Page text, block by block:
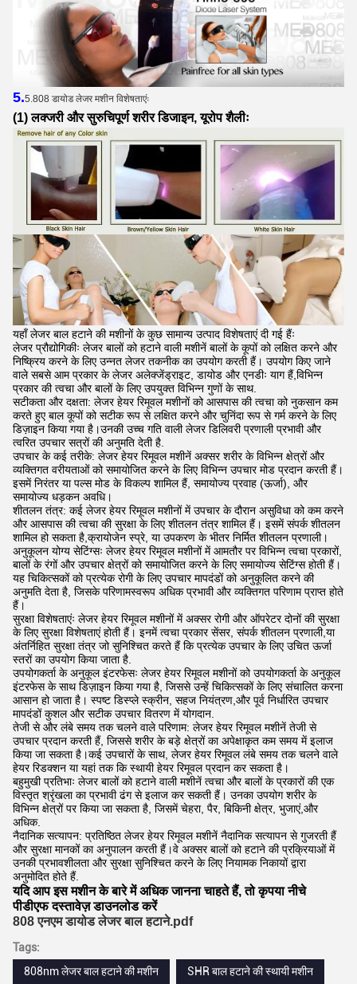
5.5.808 डायोड लेजर मशीन विशेषताएंः
(1) लक्जरी और सुरुचिपूर्ण शरीर डिजाइन, यूरोप शैलीः
यहाँ लेजर बाल हटाने की मशीनों के कुछ सामान्य उत्पाद विशेषताएं दी गई हैंः
लेजर प्रौद्योगिकीः लेजर बालों को हटाने वाली मशीनें बालों के कूपों को लक्षित करने और
निष्क्रिय करने के लिए उन्नत लेजर तकनीक का उपयोग करती हैं। उपयोग किए जाने
वाले सबसे आम प्रकार के लेजर अलेक्जेंड्राइट, डायोड और एनडीः याग हैं,विभिन्न
प्रकार की त्वचा और बालों के लिए उपयुक्त विभिन्न गुणों के साथ.
सटीकता और दक्षता: लेजर हेयर रिमूवल मशीनों को आसपास की त्वचा को नुकसान कम
करते हुए बाल कूपों को सटीक रूप से लक्षित करने और चुनिंदा रूप से गर्म करने के लिए
डिज़ाइन किया गया है।उनकी उच्च गति वाली लेजर डिलिवरी प्रणाली प्रभावी और
त्वरित उपचार सत्रों की अनुमति देती है.
उपचार के कई तरीके: लेजर हेयर रिमूवल मशीनें अक्सर शरीर के विभिन्न क्षेत्रों और
व्यक्तिगत वरीयताओं को समायोजित करने के लिए विभिन्न उपचार मोड प्रदान करती हैं।
इसमें निरंतर या पल्स मोड के विकल्प शामिल हैं, समायोज्य प्रवाह (ऊर्जा), और
समायोज्य धड़कन अवधि।
शीतलन तंत्र: कई लेजर हेयर रिमूवल मशीनों में उपचार के दौरान असुविधा को कम करने
और आसपास की त्वचा की सुरक्षा के लिए शीतलन तंत्र शामिल हैं। इसमें संपर्क शीतलन
शामिल हो सकता है,क्रायोजेन स्प्रे, या उपकरण के भीतर निर्मित शीतलन प्रणाली।
अनुकूलन योग्य सेटिंग्सः लेजर हेयर रिमूवल मशीनों में आमतौर पर विभिन्न त्वचा प्रकारों,
बालों के रंगों और उपचार क्षेत्रों को समायोजित करने के लिए समायोज्य सेटिंग्स होती हैं।
यह चिकित्सकों को प्रत्येक रोगी के लिए उपचार मापदंडों को अनुकूलित करने की
अनुमति देता है, जिसके परिणामस्वरूप अधिक प्रभावी और व्यक्तिगत परिणाम प्राप्त होते
हैं।
सुरक्षा विशेषताएंः लेजर हेयर रिमूवल मशीनों में अक्सर रोगी और ऑपरेटर दोनों की सुरक्षा
के लिए सुरक्षा विशेषताएं होती हैं। इनमें त्वचा प्रकार सेंसर, संपर्क शीतलन प्रणाली,या
अंतर्निहित सुरक्षा तंत्र जो सुनिश्चित करते हैं कि प्रत्येक उपचार के लिए उचित ऊर्जा
स्तरों का उपयोग किया जाता है.
उपयोगकर्ता के अनुकूल इंटरफेसः लेजर हेयर रिमूवल मशीनों को उपयोगकर्ता के अनुकूल
इंटरफेस के साथ डिज़ाइन किया गया है, जिससे उन्हें चिकित्सकों के लिए संचालित करना
आसान हो जाता है। स्पष्ट डिस्प्ले स्क्रीन, सहज नियंत्रण,और पूर्व निर्धारित उपचार
मापदंडों कुशल और सटीक उपचार वितरण में योगदान.
तेजी से और लंबे समय तक चलने वाले परिणाम: लेजर हेयर रिमूवल मशीनें तेजी से
उपचार प्रदान करती हैं, जिससे शरीर के बड़े क्षेत्रों का अपेक्षाकृत कम समय में इलाज
किया जा सकता है।कई उपचारों के साथ, लेजर हेयर रिमूवल लंबे समय तक चलने वाले
हेयर रिडक्शन या यहां तक कि स्थायी हेयर रिमूवल प्रदान कर सकता है।
बहुमुखी प्रतिभाः लेजर बालों को हटाने वाली मशीनें त्वचा और बालों के प्रकारों की एक
विस्तृत श्रृंखला का प्रभावी ढंग से इलाज कर सकती हैं। उनका उपयोग शरीर के
विभिन्न क्षेत्रों पर किया जा सकता है, जिसमें चेहरा, पैर, बिकिनी क्षेत्र, भुजाएं,और
अधिक.
नैदानिक सत्यापन: प्रतिष्ठित लेजर हेयर रिमूवल मशीनें नैदानिक सत्यापन से गुजरती हैं
और सुरक्षा मानकों का अनुपालन करती हैं।वे अक्सर बालों को हटाने की प्रक्रियाओं में
उनकी प्रभावशीलता और सुरक्षा सुनिश्चित करने के लिए नियामक निकायों द्वारा
अनुमोदित होते हैं.
यदि आप इस मशीन के बारे में अधिक जानना चाहते हैं, तो कृपया नीचे
पीडीएफ दस्तावेज़ डाउनलोड करें
808 एनएम डायोड लेजर बाल हटाने.pdf
Tags:
808nm लेजर बाल हटाने की मशीन
SHR बाल हटाने की स्थायी मशीन